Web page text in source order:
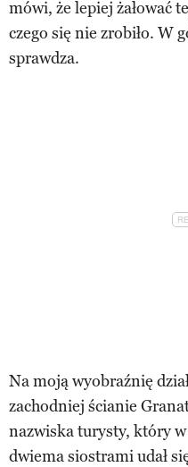
mówi, że lepiej żałować
czego się nie zrobiło. W
sprawdza.
Na moją wyobraźnię
zachodniej ścianie
nazwiska turysty, który
dwiema siostrami udał